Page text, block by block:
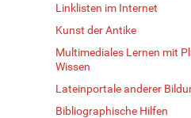
Linklisten im Internet
Kunst der Antike
Multimediales Lernen mit
Wissen
Lateinportale anderer
Bibliographische Hilfen